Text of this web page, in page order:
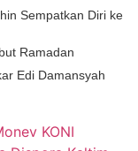
Sempatkan Diri ke
Ramadan
Edi Damansyah